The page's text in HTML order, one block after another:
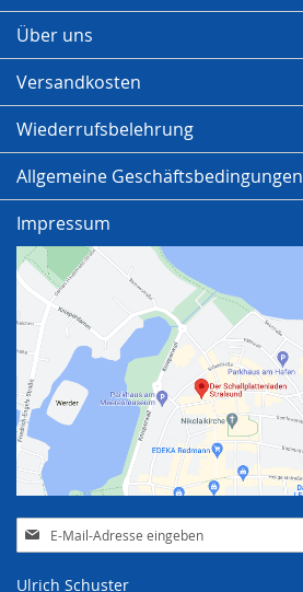
Über uns
Versandkosten
Wiederrufsbelehrung
Allgemeine Geschäftsbedingungen
Impressum
Anmeldung
zum
Ulrich Schuster